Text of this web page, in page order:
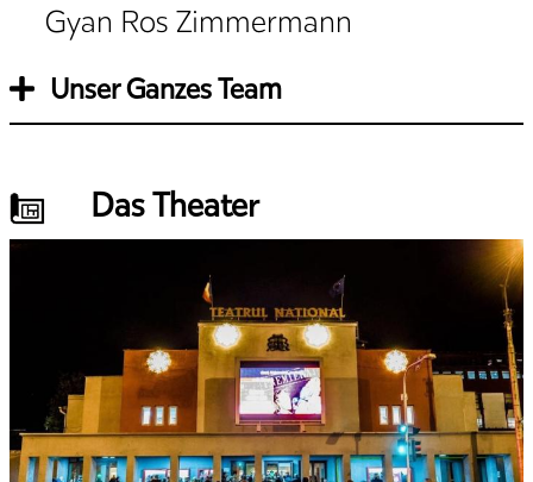
Gyan Ros Zimmermann
Unser Ganzes Team
Das Theater